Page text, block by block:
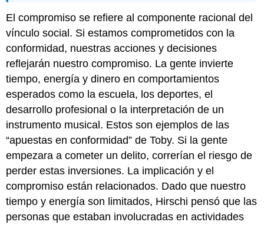
El compromiso se refiere al componente racional del
vínculo social. Si estamos comprometidos con la
conformidad, nuestras acciones y decisiones
reflejarán nuestro compromiso. La gente invierte
tiempo, energía y dinero en comportamientos
esperados como la escuela, los deportes, el
desarrollo profesional o la interpretación de un
instrumento musical. Estos son ejemplos de las
“apuestas en conformidad” de Toby. Si la gente
empezara a cometer un delito, correrían el riesgo de
perder estas inversiones. La implicación y el
compromiso están relacionados. Dado que nuestro
tiempo y energía son limitados, Hirschi pensó que las
personas que estaban involucradas en actividades